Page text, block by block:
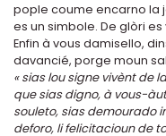
pople coume encarno la
es un simbole. De glòri
Enfin à vous damisello,
davancié, porge moun
« sias lou signe vivènt de
que sias digno, à vous-
souleto, sias demourado
deforo, li felicitacioun de